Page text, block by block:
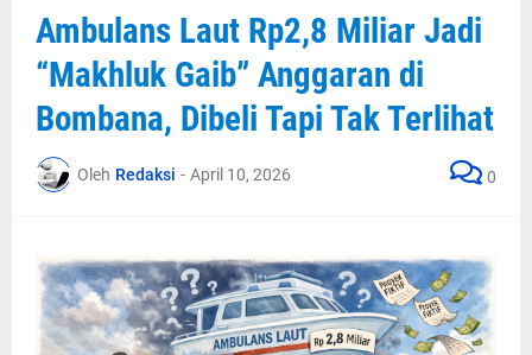
Ambulans Laut Rp2,8 Miliar Jadi
“Makhluk Gaib” Anggaran di
Bombana, Dibeli Tapi Tak Terlihat
Oleh Redaksi - April 10, 2026 0